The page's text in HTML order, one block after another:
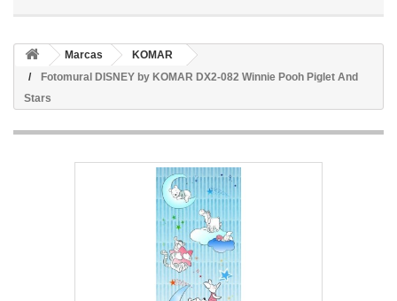
Marcas
KOMAR
Fotomural DISNEY by KOMAR DX2-082 Winnie Pooh Piglet And
Stars